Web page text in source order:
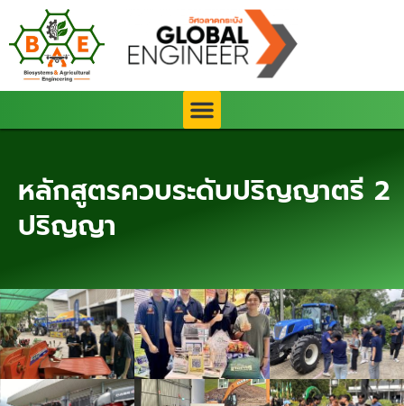
content
หลักสูตรควบระดับปริญญาตรี 2
ปริญญา